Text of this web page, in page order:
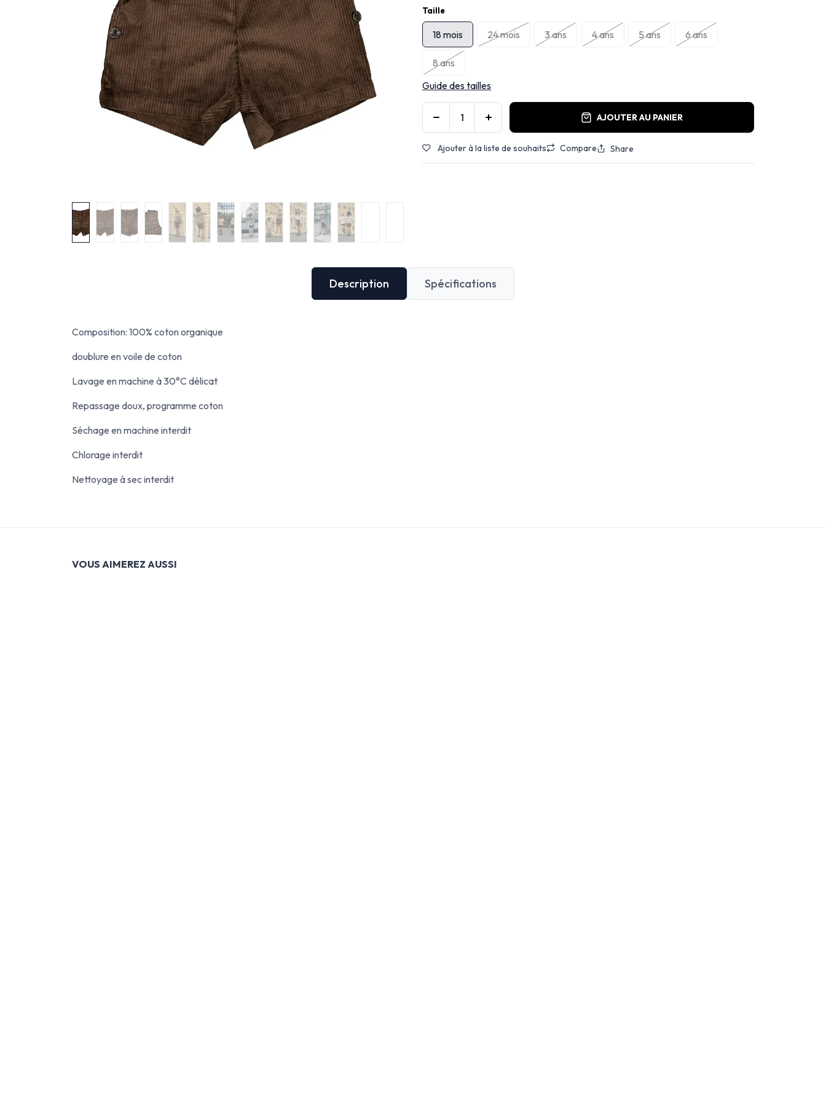
Taille
18 mois 24 mois 3 ans 4 ans 5 ans 6 ans
8 ans
Guide des tailles
AJOUTER AU PANIER
Ajouter à la liste de souhaits Compare Share
Description Spécifications
Composition: 100% coton organique
doublure en voile de coton
Lavage en machine à 30°C délicat
Repassage doux, programme coton
Séchage en machine interdit
Chlorage interdit
Nettoyage à sec interdit
VOUS AIMEREZ AUSSI